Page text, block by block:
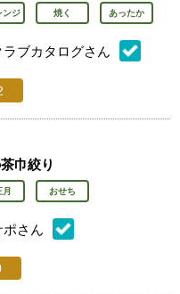
ンジ 焼く あったか
ラブカタログさん
録：
メント：
巾絞り
おせち
ポさん
録：
メント：